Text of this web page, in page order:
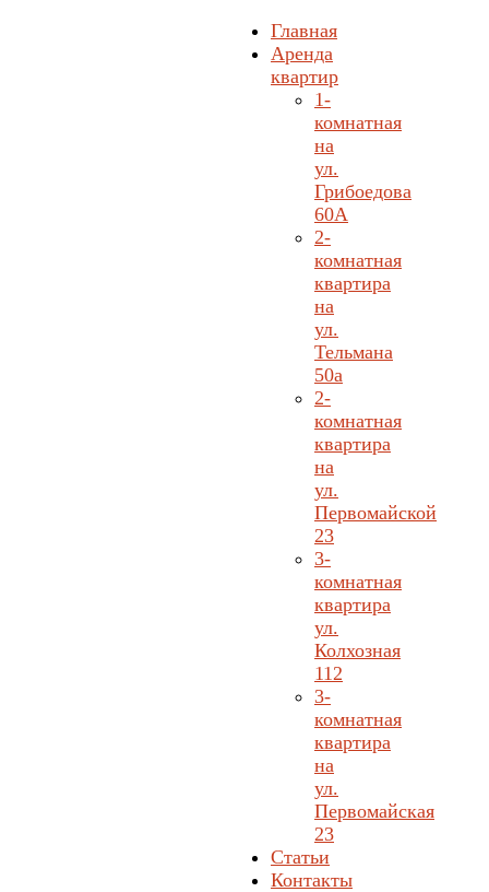
Главная
Аренда
квартир
1-
комнатная
на
ул.
Грибоедова
60А
2-
комнатная
квартира
на
ул.
Тельмана
50а
2-
комнатная
квартира
на
ул.
Первомайской
23
3-
комнатная
квартира
ул.
Колхозная
112
3-
комнатная
квартира
на
ул.
Первомайская
23
Статьи
Контакты